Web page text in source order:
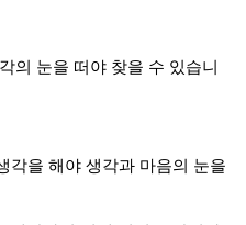
의 눈을 떠야 찾을 수 있습니
각을 해야 생각과 마음의 눈을